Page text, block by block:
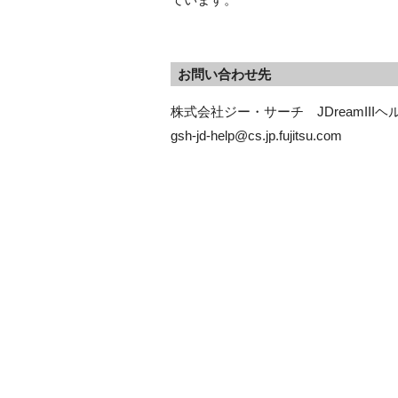
お問い合わせ先
株式会社ジー・サーチ　JDreamIIIヘ
gsh-jd-help@cs.jp.fujitsu.com